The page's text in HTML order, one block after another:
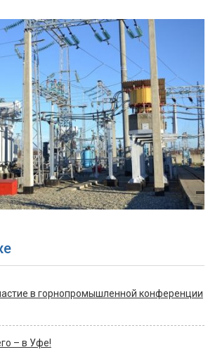
в горнопромышленной конференции
– в Уфе!